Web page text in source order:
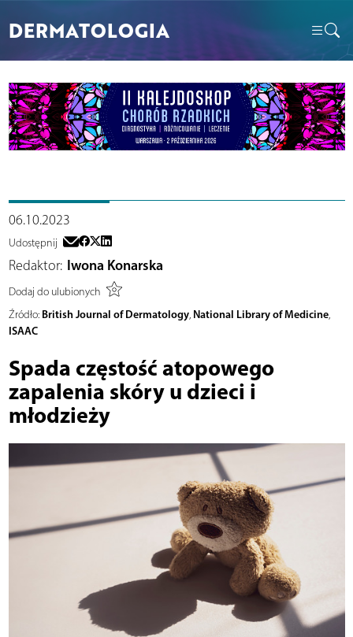
DERMATOLOGIA
06.10.2023
Udostępnij
Redaktor: Iwona Konarska
Dodaj do ulubionych
Źródło: British Journal of Dermatology, National Library of Medicine,
ISAAC
Spada częstość atopowego
zapalenia skóry u dzieci i
młodzieży